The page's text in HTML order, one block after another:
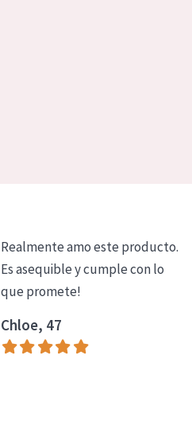
Realmente amo este producto.
Es asequible y cumple con lo
que promete!
Chloe, 47